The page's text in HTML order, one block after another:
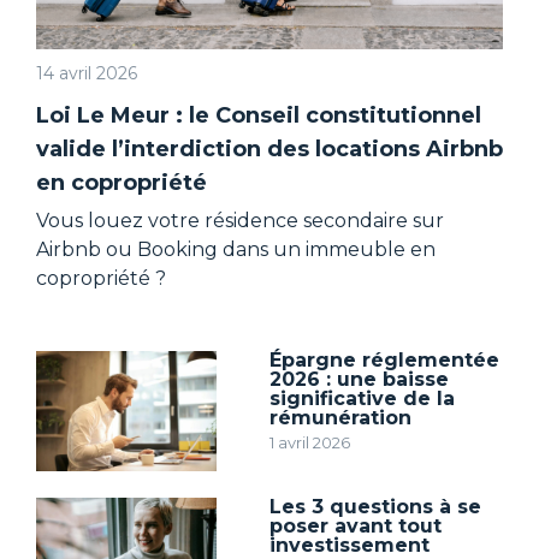
14 avril 2026
Loi Le Meur : le Conseil constitutionnel
valide l’interdiction des locations Airbnb
en copropriété
Vous louez votre résidence secondaire sur
Airbnb ou Booking dans un immeuble en
copropriété ?
Épargne réglementée
2026 : une baisse
significative de la
rémunération
1 avril 2026
Les 3 questions à se
poser avant tout
investissement